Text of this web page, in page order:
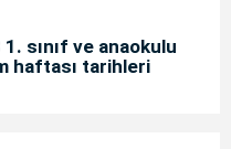
1. sınıf ve anaokulu
haftası tarihleri